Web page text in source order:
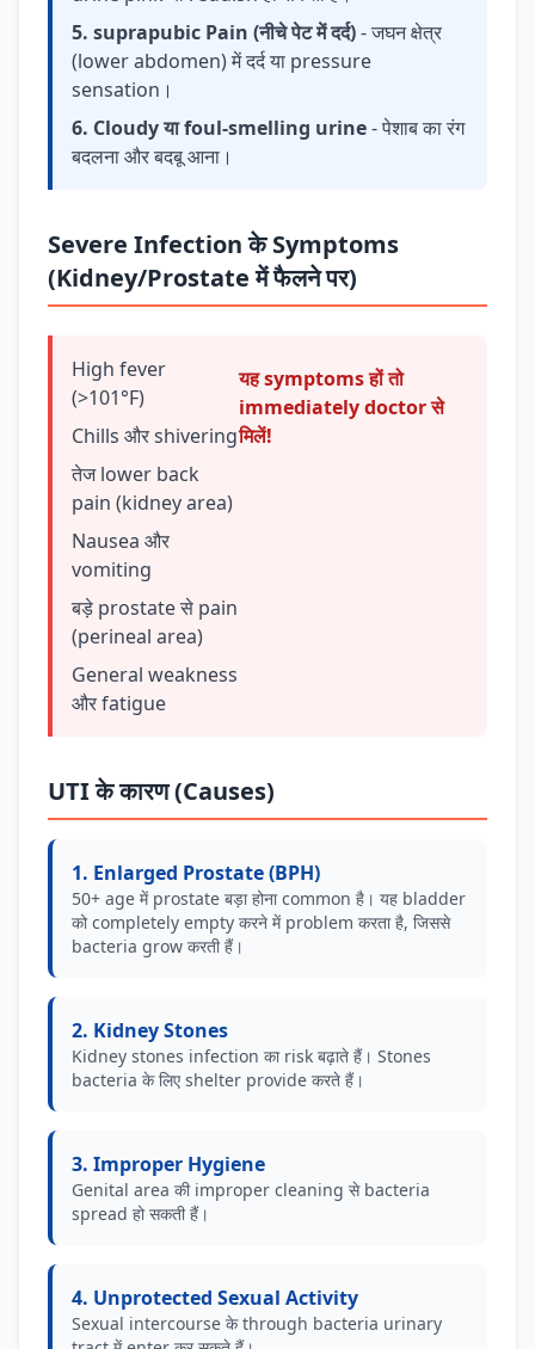
5. suprapubic Pain (नीचे पेट में दर्द)- जघन क्षेत्र
(lower abdomen) में दर्द या pressure
sensation।
6. Cloudy या foul-smelling urine- पेशाब का रंग
बदलना और बदबू आना।
Severe Infection के Symptoms
(Kidney/Prostate में फैलने पर)
High fever
(>101°F)
Chills और shivering
तेज lower back
pain (kidney area)
Nausea और
vomiting
बड़े prostate से pain
(perineal area)
General weakness
और fatigue
यह symptoms हों तो
immediately doctor से
मिलें!
UTI के कारण (Causes)
1. Enlarged Prostate (BPH)
50+ age में prostate बड़ा होना common है। यह bladder
को completely empty करने में problem करता है, जिससे
bacteria grow करती हैं।
2. Kidney Stones
Kidney stones infection का risk बढ़ाते हैं। Stones
bacteria के लिए shelter provide करते हैं।
3. Improper Hygiene
Genital area की improper cleaning से bacteria
spread हो सकती हैं।
4. Unprotected Sexual Activity
Sexual intercourse के through bacteria urinary